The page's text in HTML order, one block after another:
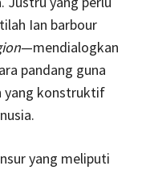
Ian barbour
—mendialogkan
pandang guna
yang konstruktif
yang meliputi